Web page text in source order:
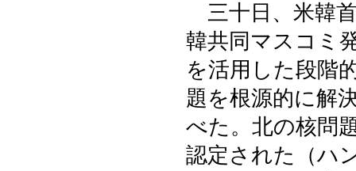
三十日、米韓
韓共同マスコミ
を活用した段階
題を根源的に解
べた。北の核問
認定された（ハ